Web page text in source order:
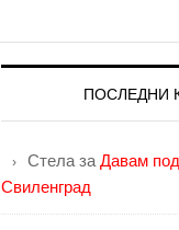
ПОСЛЕДНИ
Стела за Давам
Свиленград